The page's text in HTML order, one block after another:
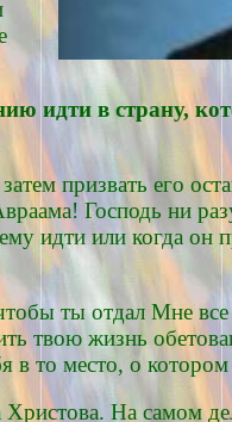
идти в страну,
призвать его
Господь ни
идти или когда он
ты отдал Мне
твою жизнь
в то место, о
На самом